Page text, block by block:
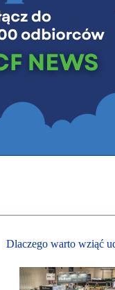
Dlaczego warto wziąć